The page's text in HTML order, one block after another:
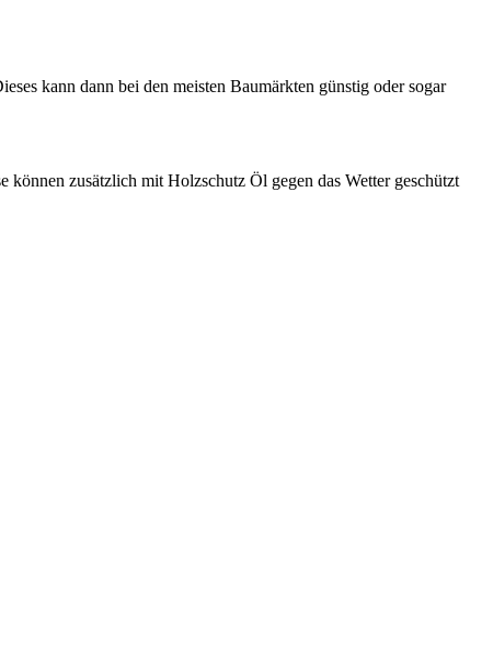
kann dann bei den meisten Baumärkten günstig oder sogar
können zusätzlich mit Holzschutz Öl gegen das Wetter geschützt